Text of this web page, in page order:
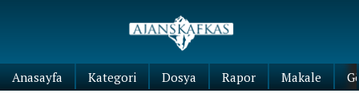
Anasayfa Kategori Dosya Rapor Makale